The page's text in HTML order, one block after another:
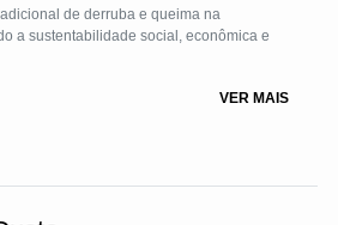
de derruba e queima na
a sustentabilidade social, econômica e
VER MAIS